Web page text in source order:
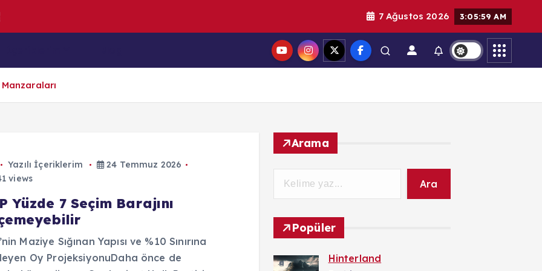
7 Ağustos 2026 3:06:01 AM
Yazılı İçeriklerim
24 Temmuz 2026
views
Yüzde 7 Seçim Barajını
Maziye Sığınan Yapısı ve %10 Sınırına
Oy ProjeksiyonuDaha önce de
Arama
Ara
Popüler
Hinterland